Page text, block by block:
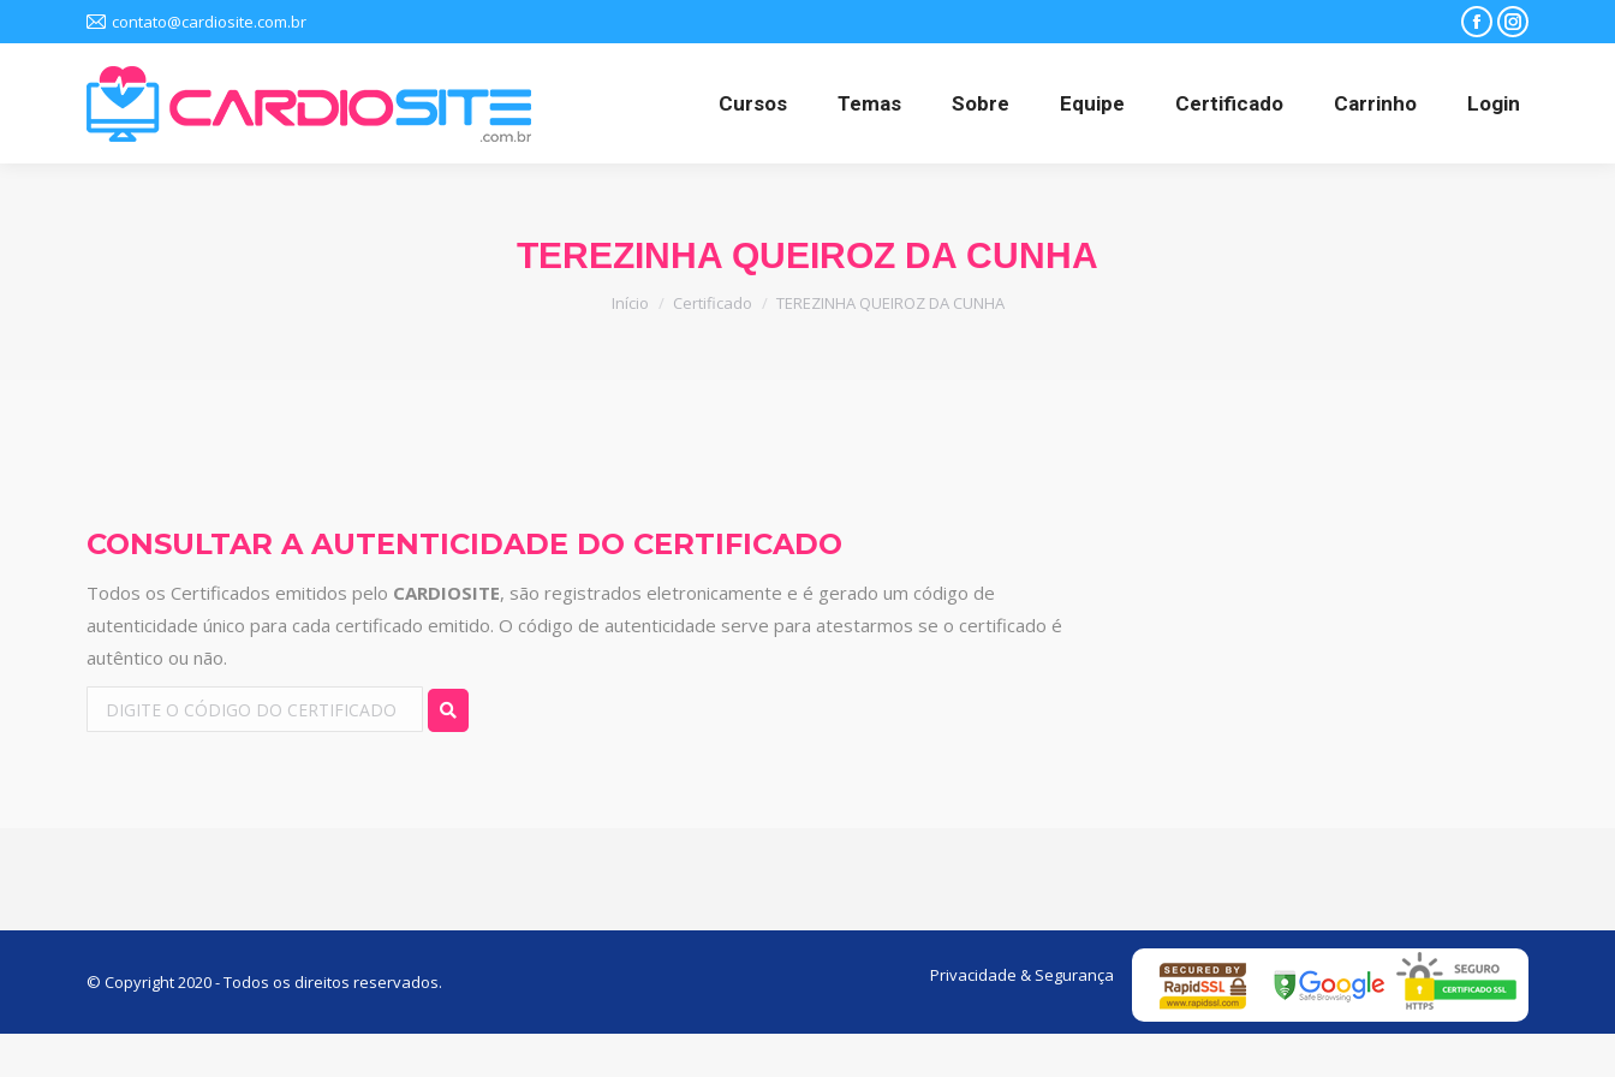
contato@cardiosite.com.br
FacebookInstagram
Cursos Temas Sobre Equipe Certificado Carrinho Login
TEREZINHA QUEIROZ DA CUNHA
Você está aqui:
Início Certificado TEREZINHA QUEIROZ DA CUNHA
CONSULTAR A AUTENTICIDADE DO CERTIFICADO
Todos os Certificados emitidos pelo CARDIOSITE, são registrados eletronicamente e é gerado um código de
autenticidade único para cada certificado emitido. O código de autenticidade serve para atestarmos se o certificado é
autêntico ou não.
© Copyright 2020 - Todos os direitos reservados. Privacidade & Segurança